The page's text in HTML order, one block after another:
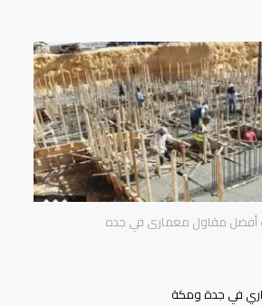
أفضل مقاول معمارى في جده
في جدة ومكة